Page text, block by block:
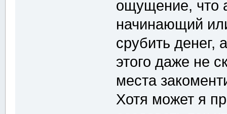
ощущение, что
начинающий
срубить денег,
этого даже не
места
Хотя может я